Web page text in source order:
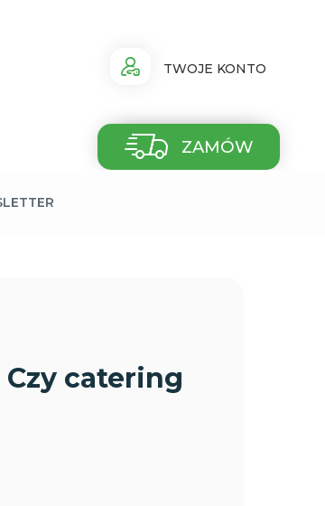
TWOJE KONTO
ZAMÓW
catering